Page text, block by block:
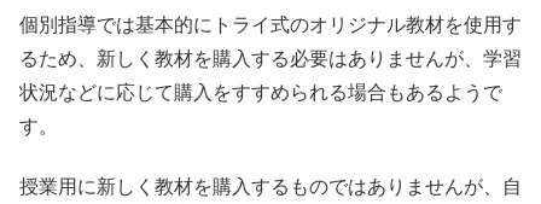
個別指導では基本的にトライ式のオリジナル教材を使用す
るため、新しく教材を購入する必要はありませんが、 学習
状況などに応じて購入をすすめられる場合もあるようで
す。
授業用に新しく教材を購入するものではありませんが、自